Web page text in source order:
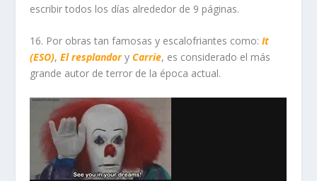
escribir todos los días alrededor de 9 páginas.
16. Por obras tan famosas y escalofriantes como: It
(ESO),El resplandor yCarrie, es considerado el más
grande autor de terror de la época actual.